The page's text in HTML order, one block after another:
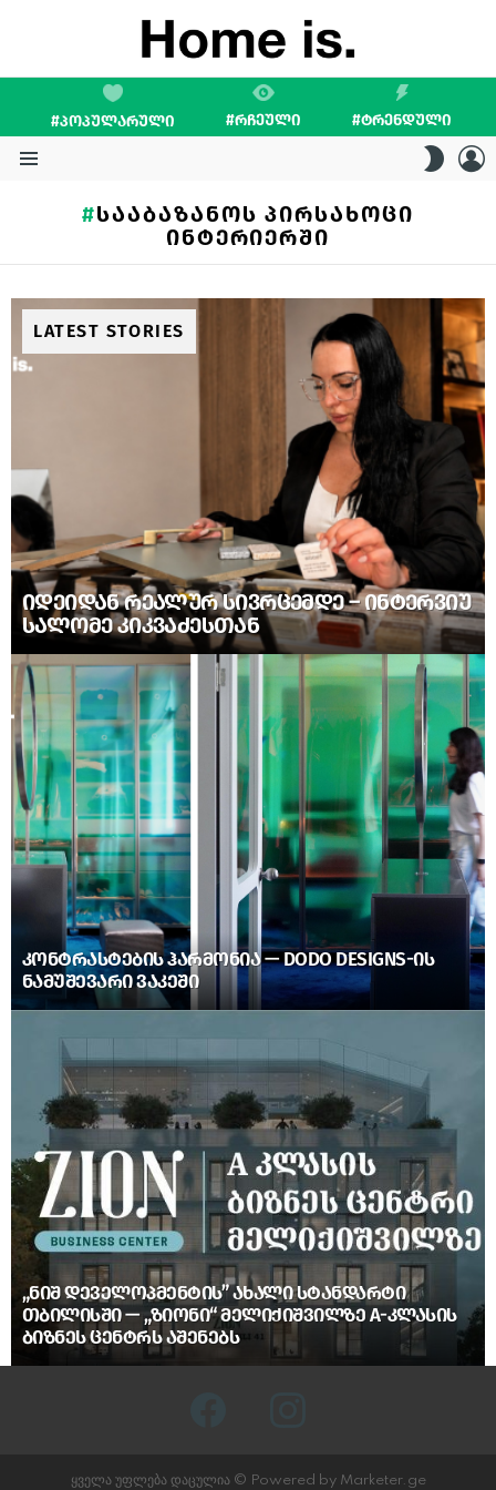
#ᲞᲝᲞᲣᲚᲐᲠᲣᲚᲘ #ᲠᲩᲔᲣᲚᲘ #ᲢᲠᲔᲜᲓᲣᲚᲘ
SKIN
ᲡᲐᲐᲑᲐᲖᲐᲜᲝᲡ ᲞᲘᲠᲡᲐᲮᲝᲪᲘ
ᲘᲜᲢᲔᲠᲘᲔᲠᲨᲘ
LATEST STORIES
ᲘᲓᲔᲘᲓᲐᲜ ᲠᲔᲐᲚᲣᲠ ᲡᲘᲕᲠᲪᲔᲛᲓᲔ – ᲘᲜᲢᲔᲠᲕᲘᲣ
ᲡᲐᲚᲝᲛᲔ ᲙᲘᲙᲕᲐᲫᲔᲡᲗᲐᲜ
ᲙᲝᲜᲢᲠᲐᲡᲢᲔᲑᲘᲡ ᲰᲐᲠᲛᲝᲜᲘᲐ — DODO DESIGNS-ᲘᲡ
ᲜᲐᲛᲣᲨᲔᲕᲐᲠᲘ ᲕᲐᲙᲔᲨᲘ
„ᲜᲘᲨ ᲓᲔᲕᲔᲚᲝᲞᲛᲔᲜᲢᲘᲡ” ᲐᲮᲐᲚᲘ ᲡᲢᲐᲜᲓᲐᲠᲢᲘ
ᲗᲑᲘᲚᲘᲡᲨᲘ — „ᲖᲘᲝᲜᲘ“ ᲛᲔᲚᲘᲥᲘᲨᲕᲘᲚᲖᲔ A-ᲙᲚᲐᲡᲘᲡ
ᲑᲘᲖᲜᲔᲡ ᲪᲔᲜᲢᲠᲡ ᲐᲨᲔᲜᲔᲑᲡ
ყველა უფლება დაცულია © Powered by Marketer.ge